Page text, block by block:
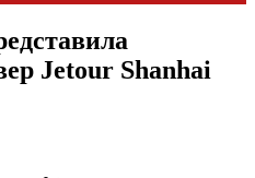
Jetour Shanhai